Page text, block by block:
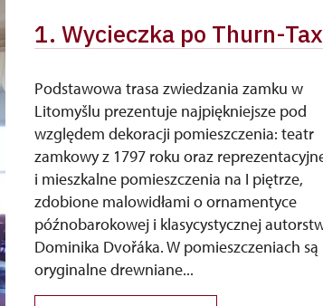
1. Wycieczka po Thurn-
Podstawowa trasa zwiedzania zamku w
Litomyšlu prezentuje najpiękniejsze pod
względem dekoracji pomieszczenia: teatr
zamkowy z 1797 roku oraz
i mieszkalne pomieszczenia na I piętrze,
zdobione malowidłami o ornamentyce
późnobarokowej i klasycystycznej
Dominika Dvořáka. W pomieszczeniach są
oryginalne drewniane...